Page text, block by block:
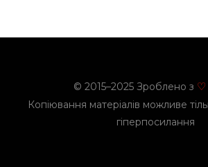
© 2015–2025 Зроблено з ♡
Копіювання матеріалів можливе
гіперпосилання